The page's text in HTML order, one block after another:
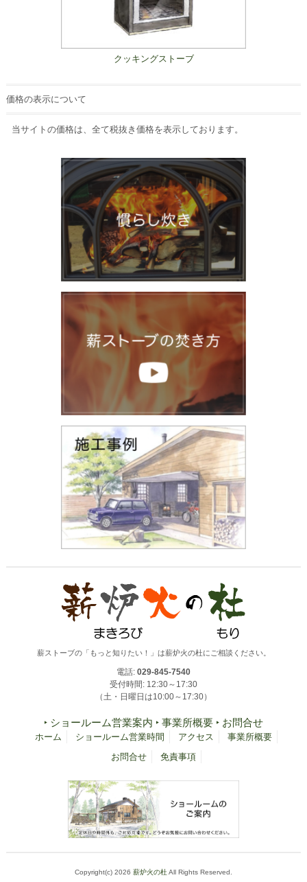
クッキングストーブ
価格の表示について
当サイトの価格は、全て税抜き価格を表示しております。
薪ストーブの「もっと知りたい！」は薪炉火の杜にご相談ください。
電話: 029-845-7540
受付時間: 12:30～17:30
（土・日曜日は10:00～17:30）
‣ ショールーム営業案内 ‣ 事業所概要 ‣ お問合せ
ホーム ショールーム営業時間 アクセス
事業所概要
お問合せ
免責事項
Copyright(c) 2026 薪炉火の杜 All Rights Reserved.